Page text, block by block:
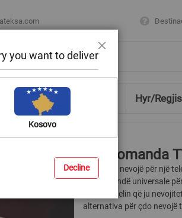
Ndihmë & Këshilla Hyr/
Telekomanda
Nëse keni nevojë për një
telekomandë universale
gjeni modelin që ju
alternativa për çdo nevojë
you want to deliver
Kosovo
Decline